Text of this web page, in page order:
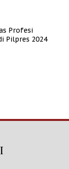
Profesi
Pilpres 2024